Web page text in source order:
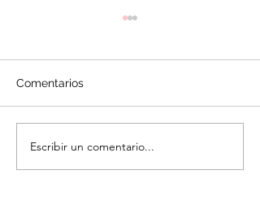
Crema de Mantequilla |
Buttercream
Comentarios
Escribir un comentario...